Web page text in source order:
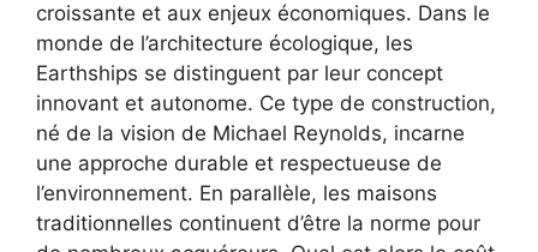
croissante et aux enjeux économiques. Dans le
monde de l’architecture écologique, les
Earthships se distinguent par leur concept
innovant et autonome. Ce type de construction,
né de la vision de Michael Reynolds, incarne
une approche durable et respectueuse de
l’environnement. En parallèle, les maisons
traditionnelles continuent d’être la norme pour